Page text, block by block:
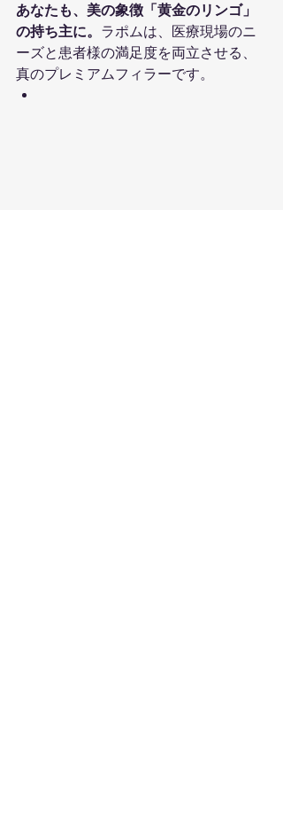
あなたも、美の象徴「黄金のリンゴ」
の持ち主に。 ラポムは、医療現場のニ
ーズと患者様の満足度を両立させる、
真のプレミアムフィラーです。